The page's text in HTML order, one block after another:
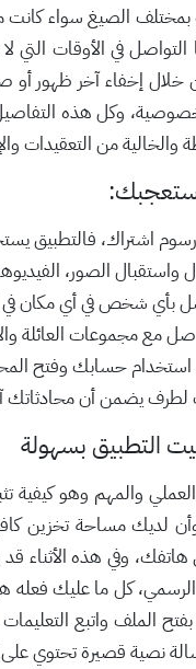
التواصل في الأوقات
إخفاء آخر ظهور أو
وكل هذه
من التعقيدات
ستعجبك:
اشتراك، فالتطبيق
واستقبال الصور،
بأي شخص في أي مكان في
مع مجموعات العائلة
استخدام حسابك وفتح
يضمن أن محادثاتك
التطبيق بسهولة
العملي والمهم وهو
هاتفك، وفي هذه الأثناء
كل ما عليك فعله هو
بفتح الملف واتبع
نصية قصيرة تحتوي